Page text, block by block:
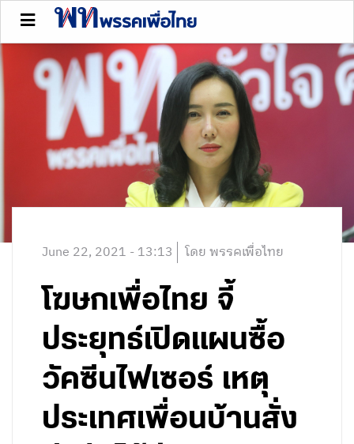
June 22, 2021 - 13:13 โดย พรรคเพื่อไทย
โฆษกเพื่อไทย จี้
ประยุทธ์เปิดแผนซื้อ
วัคซีนไฟเซอร์ เหตุ
ประเทศเพื่อนบ้านสั่ง